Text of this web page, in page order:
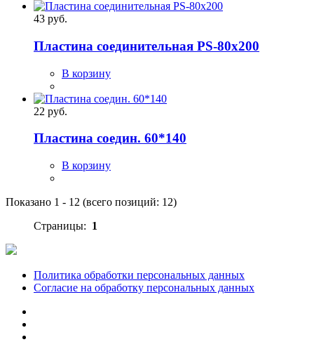
43 руб.
Пластина соединительная PS-80x200
В корзину
22 руб.
Пластина соедин. 60*140
В корзину
Показано 1 - 12 (всего позиций: 12)
Страницы: 1
Политика обработки персональных данных
Согласие на обработку персональных данных